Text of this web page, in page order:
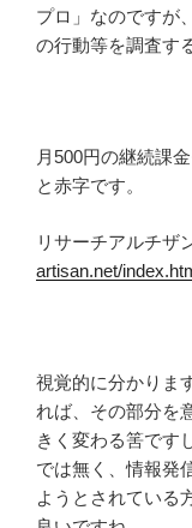
プロ」なのですが
の行動等を調査す
月500円の継続課
と赤字です。
リサーチアルチザ
artisan.net/
視覚的に分かりま
れば、その部分を
きく変わる筈です
では無く、情報発
ようとされている